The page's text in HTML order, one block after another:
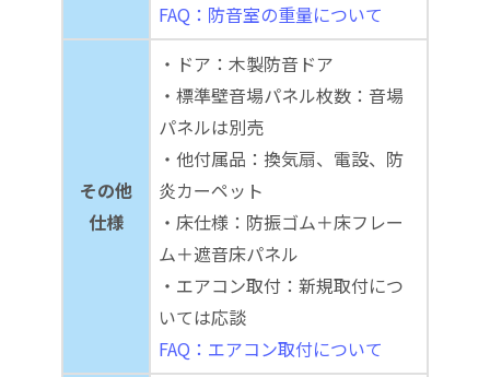
FAQ：防音室の重量について
その他
仕様
・ドア：木製防音ドア
・標準壁音場パネル枚数：音場
パネルは別売
・他付属品：換気扇、電設、防
炎カーペット
・床仕様：防振ゴム＋床フレー
ム＋遮音床パネル
・エアコン取付：新規取付につ
いては応談
FAQ：エアコン取付について